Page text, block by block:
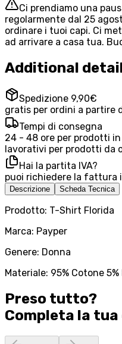
Ci prendiamo una
regolarmente dal 25
ordinare i tuoi capi. Ci
ad arrivare a casa tua.
Additional
Spedizione 9,90€
gratis per ordini a partire
Tempi di consegna
24 - 48 ore per prodotti
lavorativi per prodotti da
Hai la partita IVA?
puoi richiedere la fattura
Descrizione Scheda Tecnica
Prodotto: T-Shirt Florida
Marca: Payper
Genere: Donna
Materiale: 95% Cotone
Preso tutto?
Completa la tua